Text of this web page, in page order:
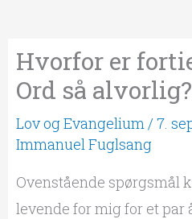
Hvorfor er
Ord så alvorlig?
Lov og Evangelium /7.
Immanuel Fuglsang
Ovenstående spørgsmål
levende for mig for et par